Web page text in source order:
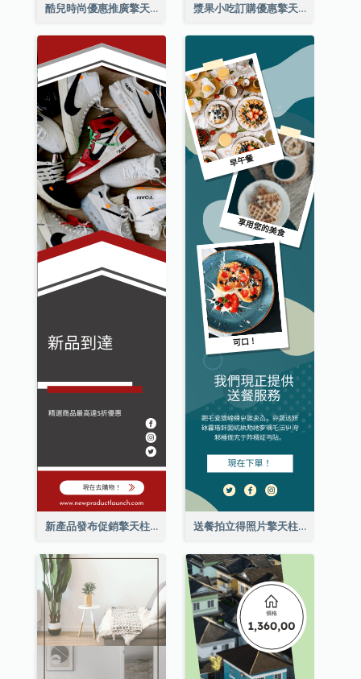
酷兒時尚優惠推廣擎天柱廣告 漿果小吃訂購優惠擎天柱廣告
新產品發布促銷擎天柱廣告 送餐拍立得照片擎天柱廣告